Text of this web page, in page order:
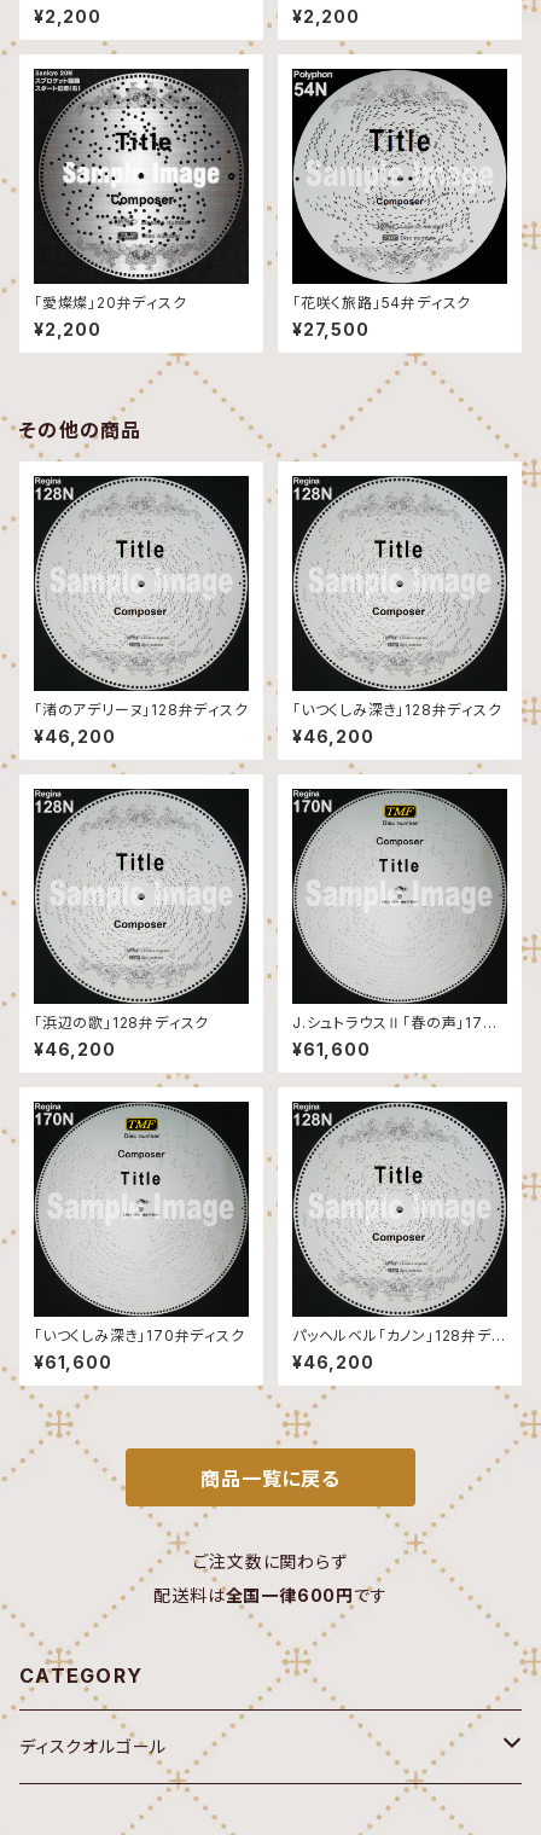
¥2,200 ¥2,200
「愛燦燦」20弁ディスク
¥2,200
「花咲く旅路」54弁ディスク
¥27,500
その他の商品
「渚のアデリーヌ」128弁ディスク
¥46,200
「いつくしみ深き」128弁ディスク
¥46,200
「浜辺の歌」128弁ディスク
¥46,200
J.シュトラウスⅡ「春の声」170
弁ディスク
¥61,600
「いつくしみ深き」170弁ディスク
¥61,600
パッヘルベル「カノン」128弁ディ
スク
¥46,200
商品一覧に戻る
ご注文数に関わらず
配送料は全国一律600円です
CATEGORY
ディスクオルゴール